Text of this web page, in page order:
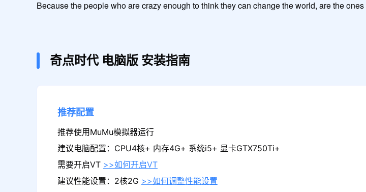
奇点时代 电脑版 安装指南
推荐配置
推荐使用MuMu模拟器运行
建议电脑配置：CPU4核+ 内存4G+ 系统i5+ 显卡GTX750Ti+
需要开启VT >>如何开启VT
建议性能设置：2核2G >>如何调整性能设置